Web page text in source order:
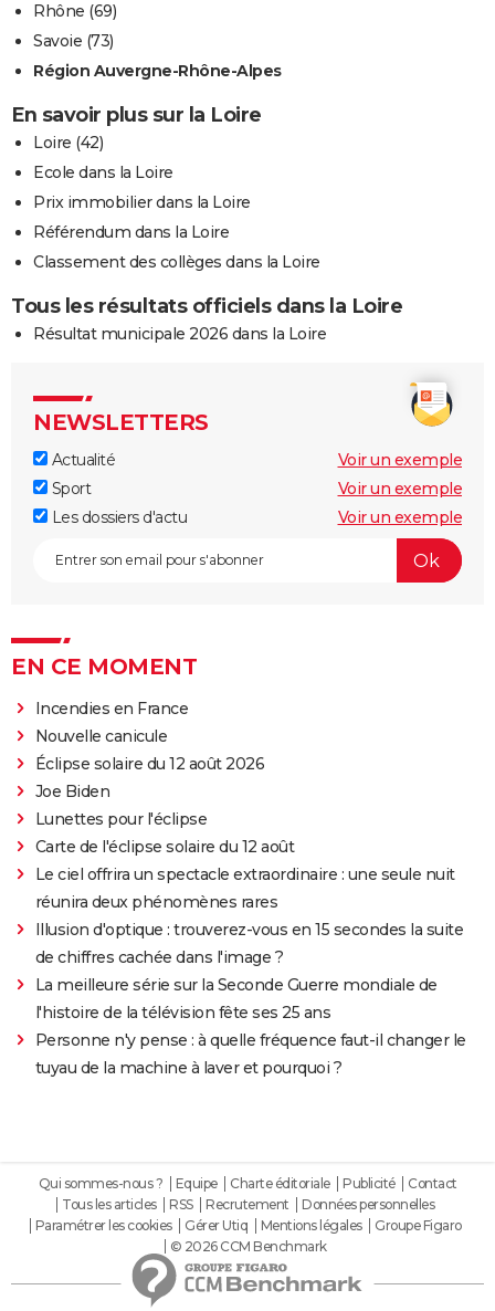
Rhône (69)
Savoie (73)
Région Auvergne-Rhône-Alpes
En savoir plus sur la Loire
Loire (42)
Ecole dans la Loire
Prix immobilier dans la Loire
Référendum dans la Loire
Classement des collèges dans la Loire
Tous les résultats officiels dans la Loire
Résultat municipale 2026 dans la Loire
NEWSLETTERS
Actualité
Voir un exemple
Sport
Voir un exemple
Les dossiers d'actu
Voir un exemple
EN CE MOMENT
Incendies en France
Nouvelle canicule
Éclipse solaire du 12 août 2026
Joe Biden
Lunettes pour l'éclipse
Carte de l'éclipse solaire du 12 août
Le ciel offrira un spectacle extraordinaire : une seule nuit
réunira deux phénomènes rares
Illusion d'optique : trouverez-vous en 15 secondes la suite
de chiffres cachée dans l'image ?
La meilleure série sur la Seconde Guerre mondiale de
l'histoire de la télévision fête ses 25 ans
Personne n'y pense : à quelle fréquence faut-il changer le
tuyau de la machine à laver et pourquoi ?
Qui sommes-nous ? Equipe Charte éditoriale Publicité
Contact
Tous les articles
RSS Recrutement
Données personnelles
Paramétrer les cookies
Gérer Utiq Mentions légales
Groupe Figaro
© 2026 CCM Benchmark